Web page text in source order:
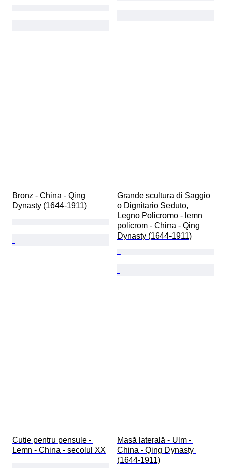
Bronz - China - Qing
Dynasty (1644-1911)
Grande scultura di Saggio
o Dignitario Seduto,
Legno Policromo - lemn
policrom - China - Qing
Dynasty (1644-1911)
Cutie pentru pensule -
Lemn - China - secolul XX
Masă laterală - Ulm -
China - Qing Dynasty
(1644-1911)